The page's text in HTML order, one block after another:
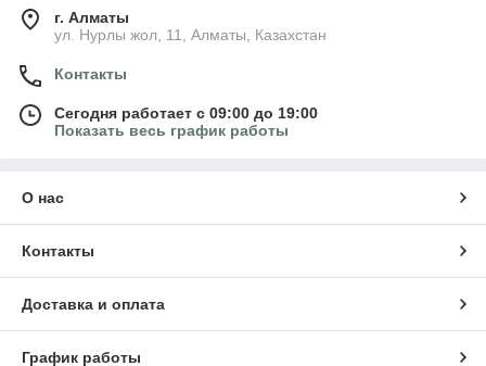
г. Алматы
ул. Нурлы жол, 11, Алматы, Казахстан
Контакты
Сегодня работает с 09:00 до 19:00
Показать весь график работы
О нас
Контакты
Доставка и оплата
График работы